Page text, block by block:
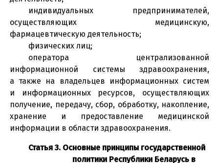
индивидуальных предпринимателей,
осуществляющих медицинскую,
фармацевтическую деятельность;
физических лиц;
оператора централизованной
информационной системы здравоохранения,
а также на владельцев информационных систем
и информационных ресурсов, осуществляющих
получение, передачу, сбор, обработку, накопление,
хранение и предоставление медицинской
информации в области здравоохранения.
Статья 3. Основные принципы государственной
политики Республики Беларусь в